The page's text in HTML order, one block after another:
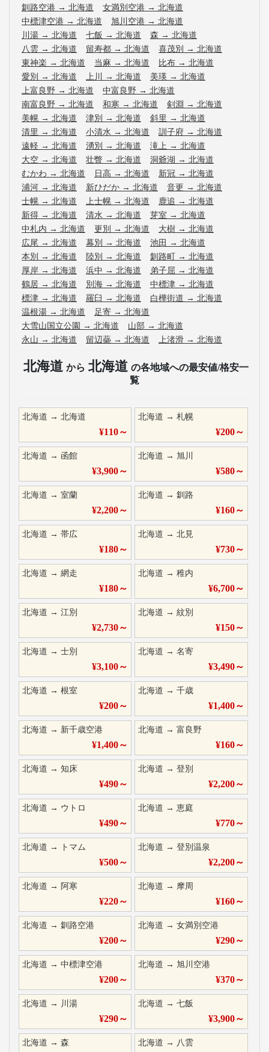
釧路空港 → 北海道 女満別空港 → 北海道
中標津空港 → 北海道 旭川空港 → 北海道
川湯 → 北海道 七飯 → 北海道 森 → 北海道
八雲 → 北海道 留寿都 → 北海道 喜茂別 → 北海道
東神楽 → 北海道 当麻 → 北海道 比布 → 北海道
愛別 → 北海道 上川 → 北海道 美瑛 → 北海道
上富良野 → 北海道 中富良野 → 北海道
南富良野 → 北海道 和寒 → 北海道 剣淵 → 北海道
美幌 → 北海道 津別 → 北海道 斜里 → 北海道
清里 → 北海道 小清水 → 北海道 訓子府 → 北海道
遠軽 → 北海道 湧別 → 北海道 滝上 → 北海道
大空 → 北海道 壮瞥 → 北海道 洞爺湖 → 北海道
むかわ → 北海道 日高 → 北海道 新冠 → 北海道
浦河 → 北海道 新ひだか → 北海道 音更 → 北海道
士幌 → 北海道 上士幌 → 北海道 鹿追 → 北海道
新得 → 北海道 清水 → 北海道 芽室 → 北海道
中札内 → 北海道 更別 → 北海道 大樹 → 北海道
広尾 → 北海道 幕別 → 北海道 池田 → 北海道
本別 → 北海道 陸別 → 北海道 釧路町 → 北海道
厚岸 → 北海道 浜中 → 北海道 弟子屈 → 北海道
鶴居 → 北海道 別海 → 北海道 中標津 → 北海道
標津 → 北海道 羅臼 → 北海道 白樺街道 → 北海道
温根湯 → 北海道 足寄 → 北海道
大雪山国立公園 → 北海道 山部 → 北海道
永山 → 北海道 留辺蘂 → 北海道 上渚滑 → 北海道
北海道 から 北海道 の各地域への最安値/格安一
覧
北海道 → 北海道
¥110～
北海道 →札幌
¥200～
北海道 → 函館
¥3,900～
北海道 →旭川
¥580～
北海道 → 室蘭
¥2,200～
北海道 →釧路
¥160～
北海道 → 帯広
¥180～
北海道 →北見
¥730～
北海道 → 網走
¥180～
北海道 →稚内
¥6,700～
北海道 → 江別
¥2,730～
北海道 →紋別
¥150～
北海道 → 士別
¥3,100～
北海道 →名寄
¥3,490～
北海道 → 根室
¥200～
北海道 →千歳
¥1,400～
北海道 → 新千歳空港
¥1,400～
北海道 →富良野
¥160～
北海道 → 知床
¥490～
北海道 →登別
¥2,200～
北海道 → ウトロ
¥490～
北海道 →恵庭
¥770～
北海道 → トマム
¥500～
北海道 →登別温泉
¥2,200～
北海道 → 阿寒
¥220～
北海道 → 摩周
¥160～
北海道 → 釧路空港
¥200～
北海道 →女満別空港
¥290～
北海道 → 中標津空港
¥200～
北海道 →旭川空港
¥370～
北海道 → 川湯
¥290～
北海道 →七飯
¥3,900～
北海道 → 森 北海道 → 八雲